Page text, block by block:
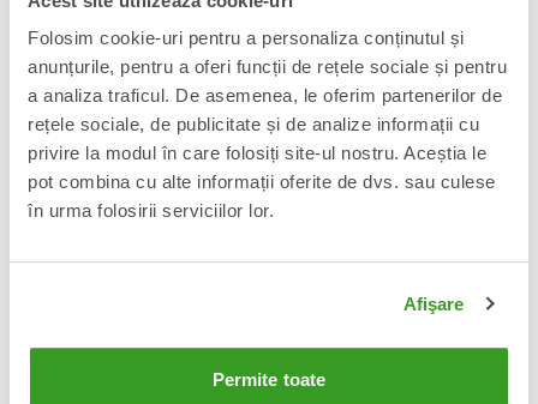
Folosim cookie-uri pentru a personaliza conținutul și
anunțurile, pentru a oferi funcții de rețele sociale și pentru
a analiza traficul. De asemenea, le oferim partenerilor de
rețele sociale, de publicitate și de analize informații cu
privire la modul în care folosiți site-ul nostru. Aceștia le
pot combina cu alte informații oferite de dvs. sau culese
în urma folosirii serviciilor lor.
Afişare
Permite toate
Zootropolis Set 2 figurine
articulate Gary De'Snake & Pawbert
Lynxley 8cm
Adauga in cos
Zootropolis Jucarie de plus Judy
Hopps 18 cm
105 Lei Adauga in cos
-13% -13%